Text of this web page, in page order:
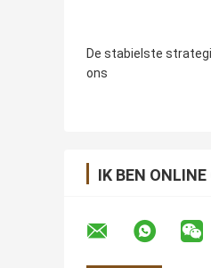
De stabielste
ons
IK BEN